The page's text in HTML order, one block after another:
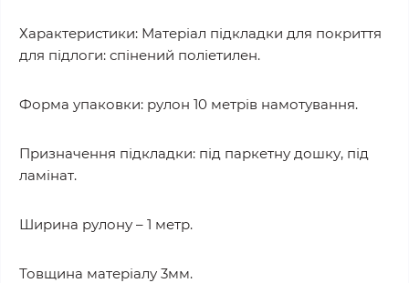
Характеристики: Матеріал підкладки для покриття
для підлоги: спінений поліетилен.
Форма упаковки: рулон 10 метрів намотування.
Призначення підкладки: під паркетну дошку, під
ламінат.
Ширина рулону – 1 метр.
Товщина матеріалу 3мм.